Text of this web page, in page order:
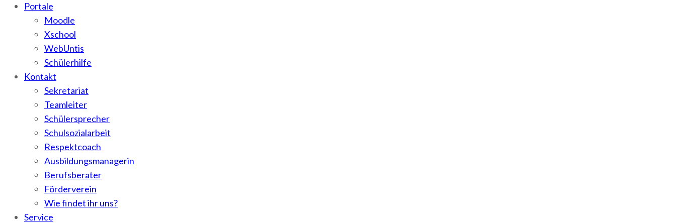
Portale
Moodle
Xschool
WebUntis
Schülerhilfe
Kontakt
Sekretariat
Teamleiter
Schülersprecher
Schulsozialarbeit
Respektcoach
Ausbildungsmanagerin
Berufsberater
Förderverein
Wie findet ihr uns?
Service